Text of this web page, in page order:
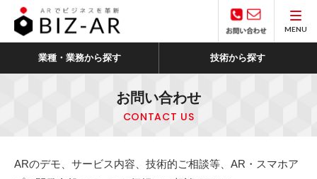
MENU
業種・業務から探す 技術から探す
お問い合わせ
CONTACT US
ARのデモ、サービス内容、技術的ご相談等、AR・スマホア